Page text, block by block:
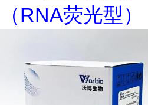
（RNA荧光型）